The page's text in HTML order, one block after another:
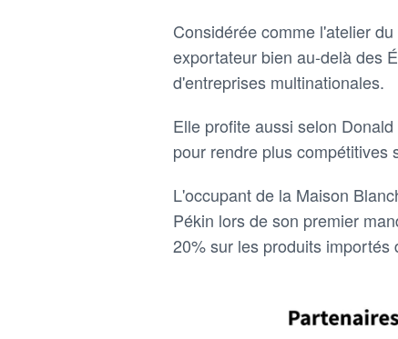
Considérée comme l'atelier
exportateur bien au-delà des
d'entreprises multinationales.
Elle profite aussi selon
pour rendre plus compétitives
L'occupant de la Maison
Pékin lors de son premier
20% sur les produits importés